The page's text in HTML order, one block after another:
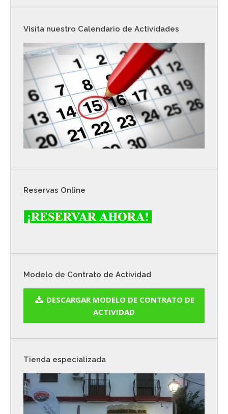
Visita nuestro Calendario de Actividades
Reservas Online
Modelo de Contrato de Actividad
DESCARGAR MODELO DE CONTRATO DE
ACTIVIDAD
Tienda especializada